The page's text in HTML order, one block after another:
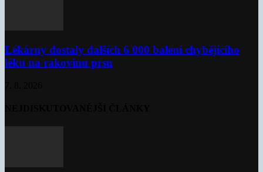
Lékárny dostaly dalších 6 000 balení chybějícího
léku na rakovinu prsu